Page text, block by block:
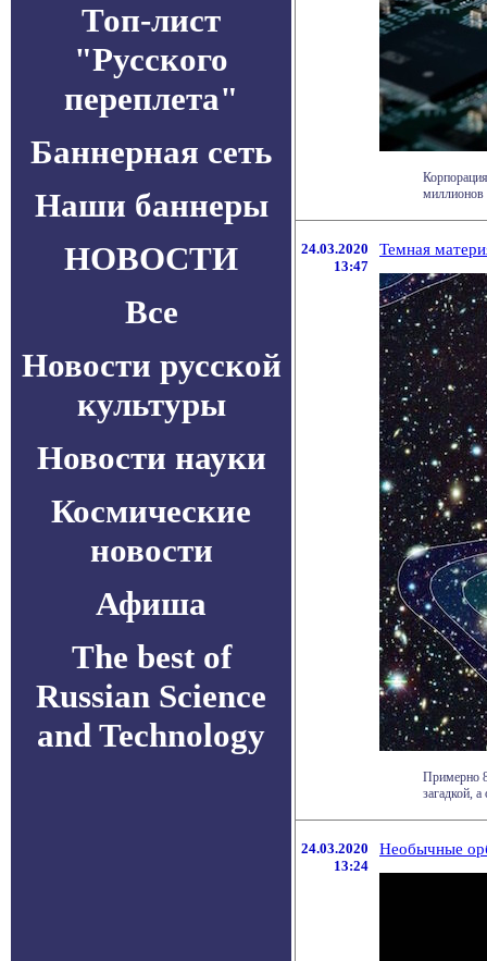
Топ-лист
"Русского
переплета"
Баннерная сеть
Наши баннеры
НОВОСТИ
Все
Новости русской
культуры
Новости науки
Космические
новости
Афиша
The best of
Russian Science
and Technology
24.03.2020
13:47
Темная
Примерно
загадкой, а
24.03.2020
13:24
Необычные